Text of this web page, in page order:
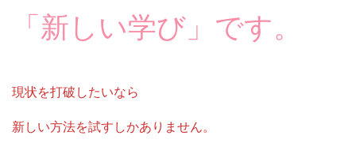
「新しい学び」です。
現状を打破したいなら
新しい方法を試すしかありません。